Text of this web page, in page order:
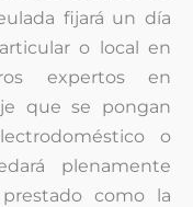
fijará un día
o local en
expertos en
que se pongan
o
plenamente
como la